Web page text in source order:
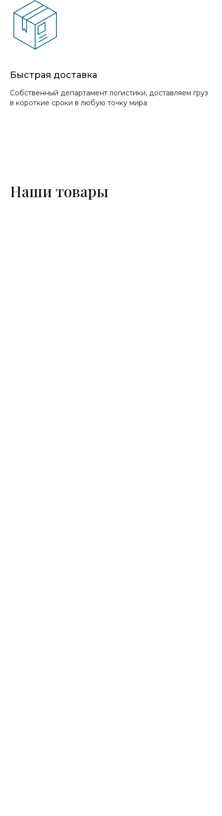
Быстрая доставка
Собственный департамент логистики, доставляем груз
в короткие сроки в любую точку мира
Наши товары